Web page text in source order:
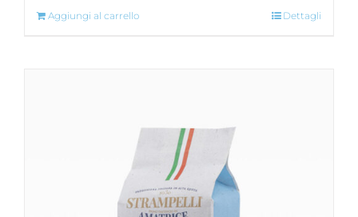
Aggiungi al carrello Dettagli